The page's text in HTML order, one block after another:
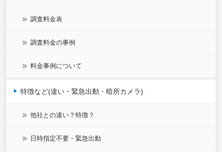
調査料金表
調査料金の事例
料金事例について
特徴など(違い・緊急出動・暗所カメラ)
他社との違い？特徴？
日時指定不要・緊急出動